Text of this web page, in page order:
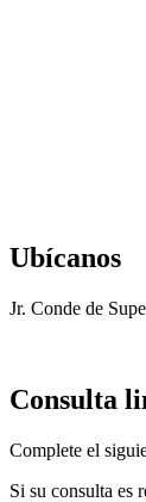
Ubícanos
Jr. Conde de
Consulta
Complete el
Si su consulta es